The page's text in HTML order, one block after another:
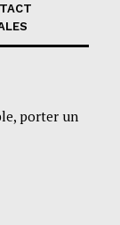
porter un